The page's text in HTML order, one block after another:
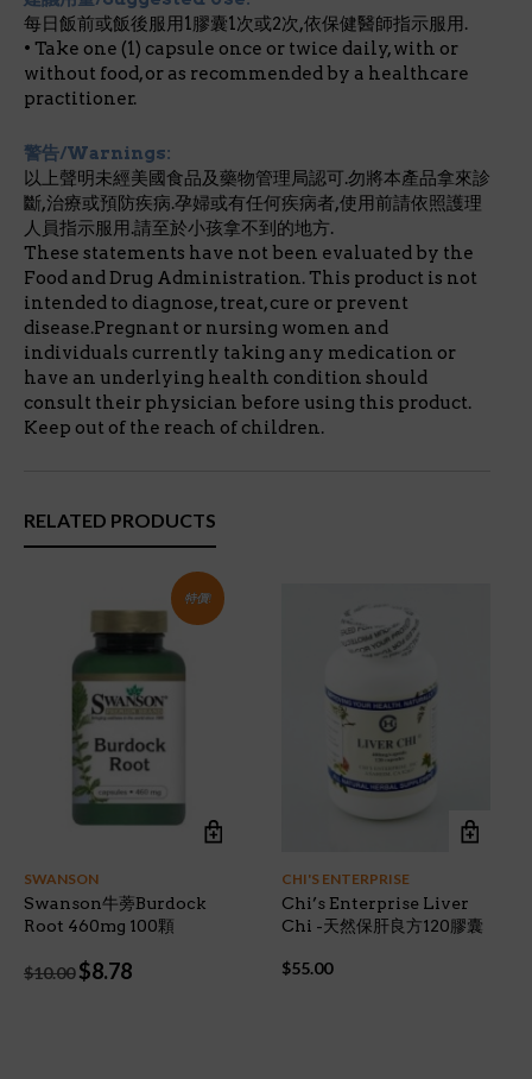
每日飯前或飯後服用1膠囊1次或2次,依保健醫師指示服用.
• Take one (1) capsule once or twice daily, with or
without food, or as recommended by a healthcare
practitioner.
警告/Warnings:
以上聲明未經美國食品及藥物管理局認可.勿將本產品拿來診
斷,治療或預防疾病.孕婦或有任何疾病者,使用前請依照護理
人員指示服用.請至於小孩拿不到的地方.
These statements have not been evaluated by the
Food and Drug Administration. This product is not
intended to diagnose, treat, cure or prevent
disease.Pregnant or nursing women and
individuals currently taking any medication or
have an underlying health condition should
consult their physician before using this product.
Keep out of the reach of children.
RELATED PRODUCTS
特價!
SWANSON
Swanson牛蒡Burdock
Root 460mg 100顆
$10.00 Original
$8.78Current
CHI'S ENTERPRISE
Chi’s Enterprise Liver
Chi -天然保肝良方120膠囊
$55.00